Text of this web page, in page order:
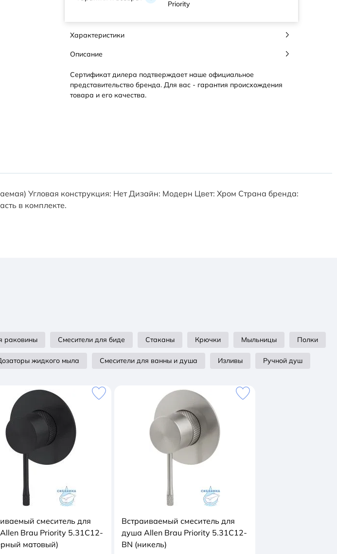
Priority
Характеристики
Описание
Сертификат дилера подтверждает наше официальное
представительство бренда. Для вас - гарантия происхождения
товара и его качества.
Угловая конструкция: Нет Дизайн: Модерн Цвет: Хром Страна бренда:
в комплекте.
раковины Смесители для биде Стаканы Крючки Мыльницы Полки
жидкого мыла Смесители для ванны и душа Изливы Ручной душ
смеситель для
Brau Priority 5.31C12-
матовый)
Встраиваемый смеситель для
душа Allen Brau Priority 5.31C12-
BN (никель)